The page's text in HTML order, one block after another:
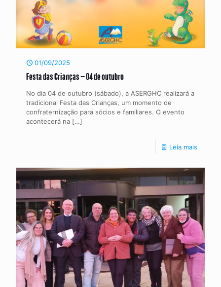
01/09/2025
Festa das Crianças – 04 de outubro
No dia 04 de outubro (sábado), a ASERGHC realizará a
tradicional Festa das Crianças, um momento de
confraternização para sócios e familiares. O evento
acontecerá na […]
Leia mais